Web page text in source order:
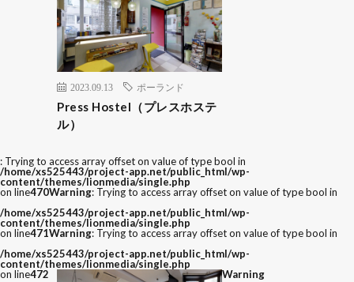
2023.09.13 ポーランド
Press Hostel（プレスホステ
ル）
: Trying to access array offset on value of type bool in
/home/xs525443/project-app.net/public_html/wp-
content/themes/lionmedia/single.php
on line470Warning: Trying to access array offset on value of type bool in
/home/xs525443/project-app.net/public_html/wp-
content/themes/lionmedia/single.php
on line471Warning: Trying to access array offset on value of type bool in
/home/xs525443/project-app.net/public_html/wp-
content/themes/lionmedia/single.php
on line472 Warning